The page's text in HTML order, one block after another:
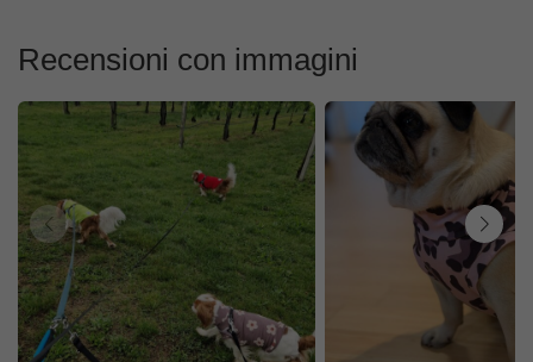
Recensioni con immagini